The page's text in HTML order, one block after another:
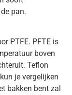
pan.
PTFE. PFTE is
boven
Teflon
je vergelijken
bakken bent zal